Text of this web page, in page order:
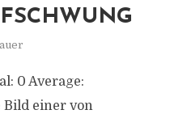
0 Average:
Bild einer von